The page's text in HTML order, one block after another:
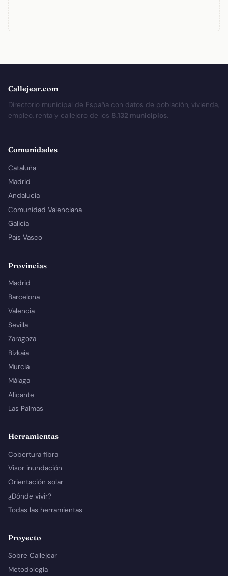
Callejear.com
Directorio municipal de España con datos de población, vivienda,
empleo, renta y callejero de los 8.132 municipios.
Comunidades
Cataluña
Madrid
Andalucía
Comunidad Valenciana
Galicia
País Vasco
Provincias
Madrid
Barcelona
Valencia
Sevilla
Zaragoza
Bizkaia
Murcia
Málaga
Alicante
Las Palmas
Herramientas
Cobertura fibra
Visor inundación
Orientación solar
¿Dónde vivir?
Todas las herramientas
Proyecto
Sobre Callejear
Metodología